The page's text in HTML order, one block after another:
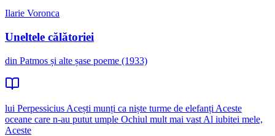
Ilarie Voronca
Uneltele călătoriei
din Patmos și alte șase poeme (1933)
lui Perpessicius Acești munți ca niște turme de elefanți Aceste
oceane care n-au putut umple Ochiul mult mai vast Al iubitei mele,
Aceste